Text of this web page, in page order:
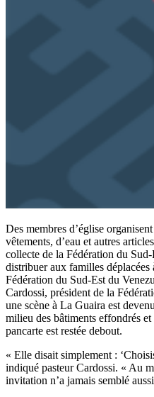
Des membres d’église
vêtements, d’eau et autres
collecte de la Fédération du
distribuer aux familles déplacées
Fédération du Sud-Est du
Cardossi, président de la
une scène à La Guaira est
milieu des bâtiments effondrés et
pancarte est restée debout.
« Elle disait simplement :
indiqué pasteur Cardossi. « Au
invitation n’a jamais semblé